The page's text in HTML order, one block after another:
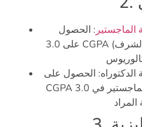
الماجستير : الحصول
على 3.0 CGPA أو الدرجة الثانية العليا (مرتبة الشرف)
الحصول على
CGPA 3.0 أو نتائج ممتازة على مستوى الماجستير في